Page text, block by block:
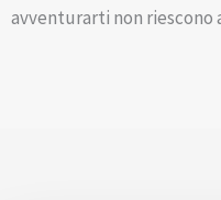
avventurarti non riescono